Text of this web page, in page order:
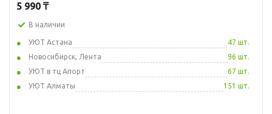
5 990 ₸
В наличии
УЮТ Астана
47 шт.
Новосибирск, Лента
96 шт.
УЮТ в тц Апорт
67 шт.
УЮТ Алматы
151 шт.